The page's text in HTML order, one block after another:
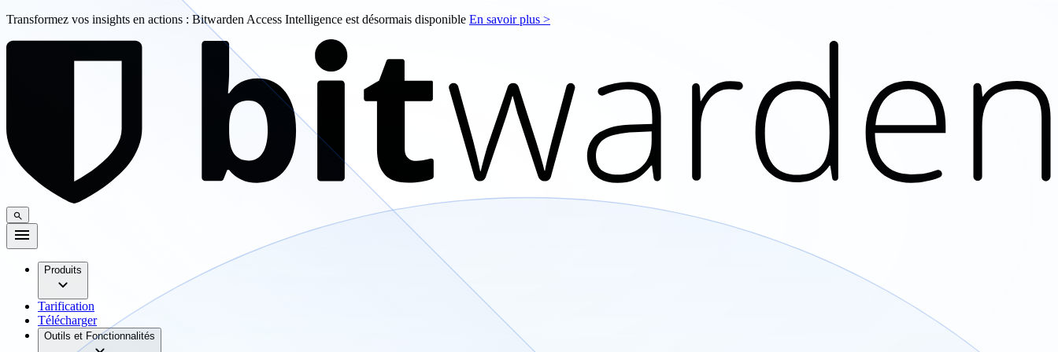
Transformez vos insights en actions : Bitwarden Access Intelligence est désormais disponible En savoir plus >
Produits
Tarification
Télécharger
Outils et Fonctionnalités